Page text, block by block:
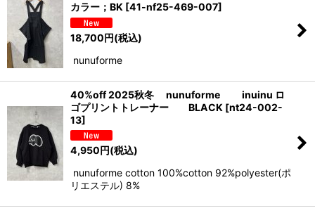
カラー；BK [41-nf25-469-007]
18,700円(税込)
nunuforme
40%off 2025秋冬 nunuforme inuinu ロ
ゴプリントトレーナー BLACK [nt24-002-
13]
4,950円(税込)
nunuforme cotton 100%cotton 92%polyester(ポ
リエステル) 8%